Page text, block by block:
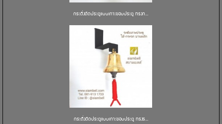
กระดิ่งติดประตูแบบเกาะขอบประตู ทรงก...
กระดิ่งติดประตูแบบเกาะขอบประตู ทรงร...